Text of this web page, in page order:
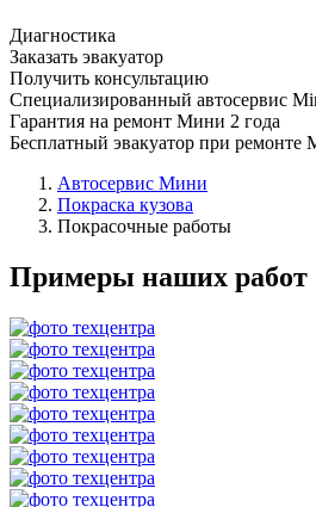
Диагностика
Заказать эвакуатор
Получить консультацию
Специализированный автосервис
Гарантия на ремонт Мини 2 года
Бесплатный эвакуатор при ремонте
Автосервис Мини
Покраска кузова
Покрасочные работы
Примеры наших работ